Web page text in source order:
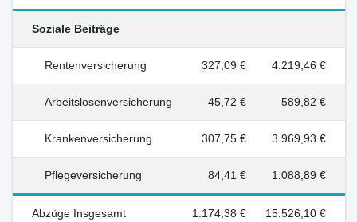
Soziale Beiträge
Rentenversicherung 327,09 € 4.219,46 €
Arbeitslosenversicherung 45,72 € 589,82 €
Krankenversicherung 307,75 € 3.969,93 €
Pflegeversicherung 84,41 € 1.088,89 €
Abzüge Insgesamt 1.174,38 € 15.526,10 €